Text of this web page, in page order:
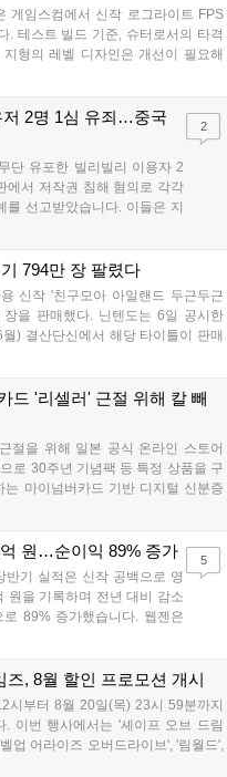
게임스컴에서 신작 로그라이트 FPS
. 테스트 빌드 기준, 슈터로서의 타격
형의 레벨 디자인은 개선이 필요해
분절과 무기 다양성 부족 등 로그라
력을 확보할 계획입니다....
저 2명 1심 유죄…중국
단 유포한 빌리빌리 이용자 2
에서 저작권 침해 혐의로 각각
선고받았습니다. 이들은 지
상을 유포해 60만 회 이상의
하며 향후 무단 유출에 강경
2
794만 장 팔렸다
신작 '친구모아 아일랜드 두근두근
을 판매했다. 닌텐도는 6일 공시한
) 결산단신에서 해당 타이틀이 판매
발매된 이 작품은 약 2개월 반 만에
드 '리셀러' 근절 위해 칼 빼
절을 위해 일본 공식 온라인 스토어
로 30주년 기념팩 등 특정 상품을 구
마이넘버카드 기반 디지털 신분증
첨제로만 판매되며, 이번 조치는 과
떤 영향을 미칠지 업계의 이목이 쏠
원…순이익 89% 증가
기 실적은 신작 공백으로 영
원을 기록하며 전년 대비 감소
89% 증가했습니다. 웹젠은
략게임 '프로젝트 D1'의 정보
품하며 해외 시장 공략을 강화
출시를 위해 하반기 적극적인
고에 힘쓰겠다고 밝혔습니
5
, 8월 할인 프로모션 개시
시부터 8월 20일(목) 23시 59분까지
이번 행사에서는 '셰이프 오브 드림
업 어라이즈 오버드라이브', '림월드',
월드' 등 인기 타이틀을 최대 90% 할